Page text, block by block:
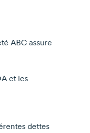
ABC assure
et les
dettes